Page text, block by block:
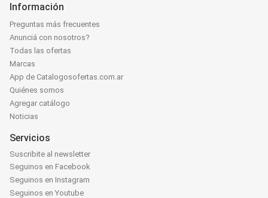
Información
Preguntas más frecuentes
Anunciá con nosotros?
Todas las ofertas
Marcas
App de Catalogosofertas.com.ar
Quiénes somos
Agregar catálogo
Noticias
Servicios
Suscribite al newsletter
Seguinos en Facebook
Seguinos en Instagram
Seguinos en Youtube